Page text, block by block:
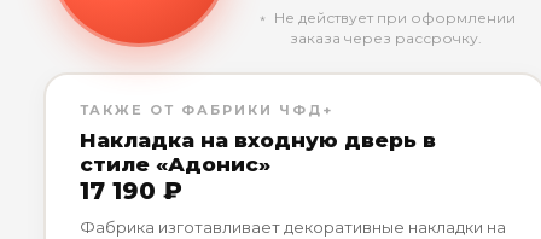
﹡ Не действует при оформлении
заказа через рассрочку.
ТАКЖЕ ОТ ФАБРИКИ ЧФД+
Накладка на входную дверь в
стиле «Адонис»
17 190 ₽
Фабрика изготавливает декоративные накладки на